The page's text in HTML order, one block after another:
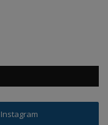
Instagram